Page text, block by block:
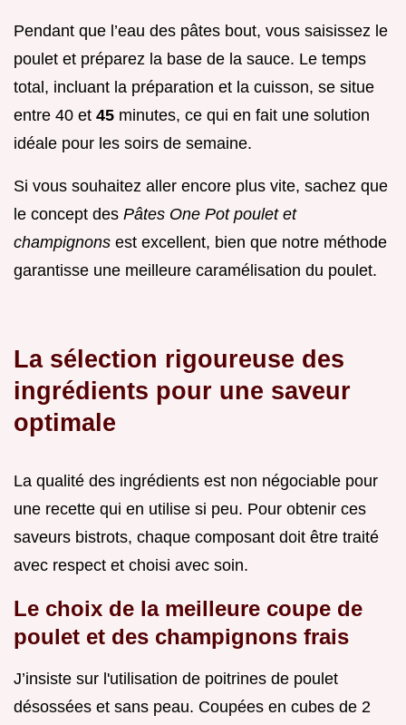
Pendant que l’eau des pâtes bout, vous saisissez le
poulet et préparez la base de la sauce. Le temps
total, incluant la préparation et la cuisson, se situe
entre 40 et 45 minutes, ce qui en fait une solution
idéale pour les soirs de semaine.
Si vous souhaitez aller encore plus vite, sachez que
le concept des Pâtes One Pot poulet et
champignons est excellent, bien que notre méthode
garantisse une meilleure caramélisation du poulet.
La sélection rigoureuse des
ingrédients pour une saveur
optimale
La qualité des ingrédients est non négociable pour
une recette qui en utilise si peu. Pour obtenir ces
saveurs bistrots, chaque composant doit être traité
avec respect et choisi avec soin.
Le choix de la meilleure coupe de
poulet et des champignons frais
J’insiste sur l'utilisation de poitrines de poulet
désossées et sans peau. Coupées en cubes de 2